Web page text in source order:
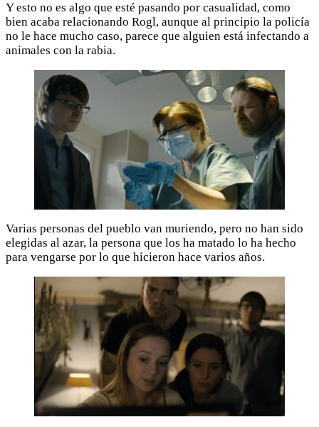
Y esto no es algo que esté pasando por casualidad, como
bien acaba relacionando Rogl, aunque al principio la policía
no le hace mucho caso, parece que alguien está infectando a
animales con la rabia.
Varias personas del pueblo van muriendo, pero no han sido
elegidas al azar, la persona que los ha matado lo ha hecho
para vengarse por lo que hicieron hace varios años.